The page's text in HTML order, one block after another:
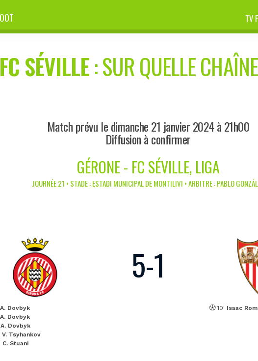
TV
FC SÉVILLE: SUR QUELLE
Match prévu le dimanche 21 janvier 2024 à 21h00
Diffusion à confirmer
GÉRONE - FC SÉVILLE, LIGA
JOURNÉE 21 • STADE : ESTADI MUNICIPAL DE MONTILIVI • ARBITRE : PABLO
A. Dovbyk
A. Dovbyk
A. Dovbyk
V. Tsyhankov
C. Stuani
5-1
10' Isaac